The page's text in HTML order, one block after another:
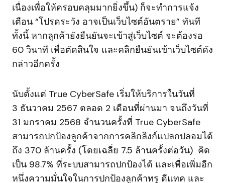
เนื่องเพื่อให้ครอบคลุมมากยิ่งขึ้น) ก็จะทำการแจ้ง
เตือน “โปรดระวัง อาจเป็นเว็บไซต์อันตราย” ทันที
ทั้งนี้ หากลูกค้ายังยืนยันจะเข้าสู่เว็บไซต์ จะต้องรอ
60 วินาที เพื่อตัดสินใจ และคลิกยืนยันเข้าเว็บไซต์ดัง
กล่าวอีกครั้ง
นับตั้งแต่ True CyberSafe เริ่มให้บริการในวันที่
3 ธันวาคม 2567 ตลอด 2 เดือนที่ผ่านมา จนถึงวันที่
31 มกราคม 2568 จำนวนครั้งที่ True CyberSafe
สามารถปกป้องลูกค้าจากการคลิกลิงก์แปลกปลอมได้
ถึง 370 ล้านครั้ง (โดยเฉลี่ย 7.5 ล้านครั้งต่อวัน) คิด
เป็น 98.7% ที่ระบบสามารถปกป้องได้ และเพื่อเพิ่มอีก
หนึ่งความมั่นใจในการปกป้องลูกค้าทรู ดีแทค และ